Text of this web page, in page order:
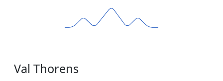
Val Thorens